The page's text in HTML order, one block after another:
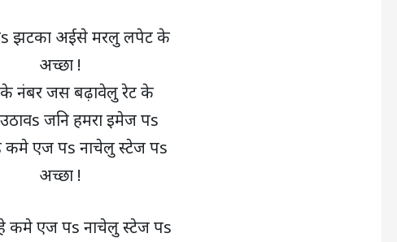
झटका अईसे मरलु लपेट के
अच्छा !
नंबर जस बढ़ावेलु रेट के
जनि हमरा इमेज पs
कमे एज पs नाचेलु स्टेज पs
अच्छा !
कमे एज पs नाचेलु स्टेज पs